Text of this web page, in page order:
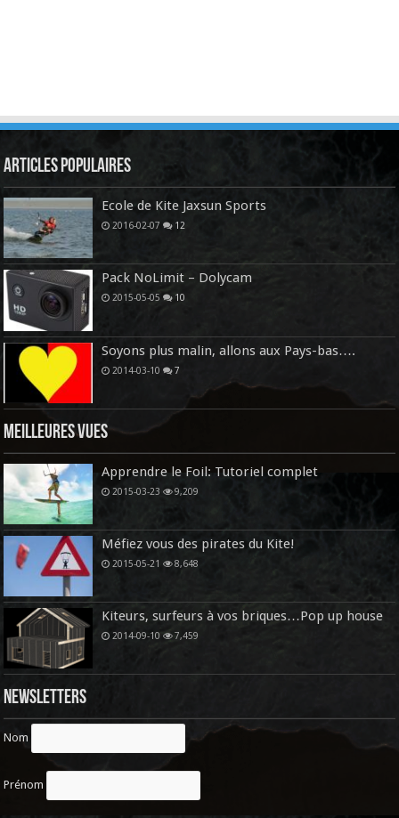
Articles Populaires
Ecole de Kite Jaxsun Sports
2016-02-07 12
Pack NoLimit – Dolycam
2015-05-05 10
Soyons plus malin, allons aux Pays-bas….
2014-03-10 7
Meilleures vues
Apprendre le Foil: Tutoriel complet
2015-03-23 9,209
Méfiez vous des pirates du Kite!
2015-05-21 8,648
Kiteurs, surfeurs à vos briques…Pop up house
2014-09-10 7,459
Newsletters
Nom
Prénom